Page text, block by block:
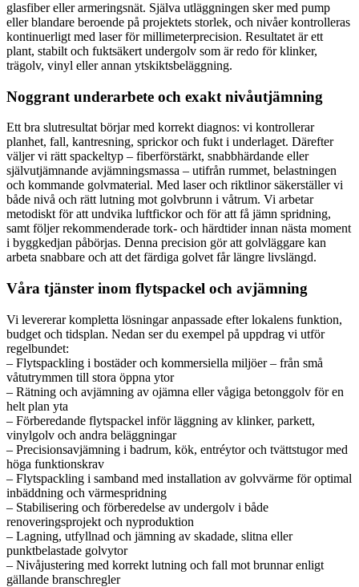
glasfiber eller armeringsnät. Själva utläggningen sker med pump
eller blandare beroende på projektets storlek, och nivåer kontrolleras
kontinuerligt med laser för millimeterprecision. Resultatet är ett
plant, stabilt och fuktsäkert undergolv som är redo för klinker,
trägolv, vinyl eller annan ytskiktsbeläggning.
Noggrant underarbete och exakt nivåutjämning
Ett bra slutresultat börjar med korrekt diagnos: vi kontrollerar
planhet, fall, kantresning, sprickor och fukt i underlaget. Därefter
väljer vi rätt spackeltyp – fiberförstärkt, snabbhärdande eller
självutjämnande avjämningsmassa – utifrån rummet, belastningen
och kommande golvmaterial. Med laser och riktlinor säkerställer vi
både nivå och rätt lutning mot golvbrunn i våtrum. Vi arbetar
metodiskt för att undvika luftfickor och för att få jämn spridning,
samt följer rekommenderade tork- och härdtider innan nästa moment
i byggkedjan påbörjas. Denna precision gör att golvläggare kan
arbeta snabbare och att det färdiga golvet får längre livslängd.
Våra tjänster inom flytspackel och avjämning
Vi levererar kompletta lösningar anpassade efter lokalens funktion,
budget och tidsplan. Nedan ser du exempel på uppdrag vi utför
regelbundet:
– Flytspackling i bostäder och kommersiella miljöer – från små
våtutrymmen till stora öppna ytor
– Rätning och avjämning av ojämna eller vågiga betonggolv för en
helt plan yta
– Förberedande flytspackel inför läggning av klinker, parkett,
vinylgolv och andra beläggningar
– Precisionsavjämning i badrum, kök, entréytor och tvättstugor med
höga funktionskrav
– Flytspackling i samband med installation av golvvärme för optimal
inbäddning och värmespridning
– Stabilisering och förberedelse av undergolv i både
renoveringsprojekt och nyproduktion
– Lagning, utfyllnad och jämning av skadade, slitna eller
punktbelastade golvytor
– Nivåjustering med korrekt lutning och fall mot brunnar enligt
gällande branschregler